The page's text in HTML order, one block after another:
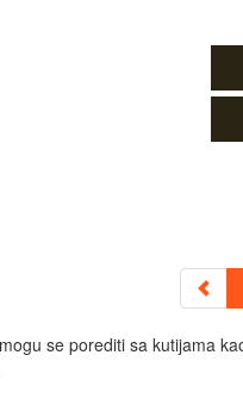
se porediti sa kutijama